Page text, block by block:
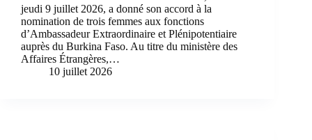
jeudi 9 juillet 2026, a donné son accord à la
nomination de trois femmes aux fonctions
d’Ambassadeur Extraordinaire et Plénipotentiaire
auprès du Burkina Faso. Au titre du ministère des
Affaires Étrangères,…
10 juillet 2026